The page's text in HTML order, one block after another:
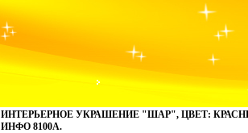
ИНТЕРЬЕРНОЕ УКРАШЕНИЕ "ШАР", ЦВЕТ:
ИНФО 8100A.